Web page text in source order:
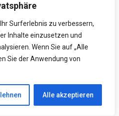
Surferlebnis zu verbessern,
Inhalte einzusetzen und
Wenn Sie auf „Alle
Sie der Anwendung von
Alle akzeptieren